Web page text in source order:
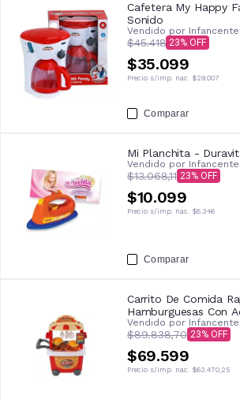
Cafetera My Happy
Sonido
Vendido por
$45.418 23
$35.099
Precio s/imp. nac. $29.007
Comparar
Mi Planchita - Duravit
Vendido por
$13.068,11 23
$10.099
Precio s/imp. nac. $8.346
Comparar
Carrito De Comida
Hamburguesas Con
Vendido por
$89.838,70 23
$69.599
Precio s/imp. nac. $63.470,25